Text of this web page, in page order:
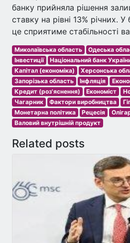
банку прийняла рішення
ставку на рівні 13% річних.
це сприятиме стабільності
Миколаївська область Одеська
Інвестиції
Національний банк
Капітал (економіка)
Херсонська
Запорізька область
Інфляція
Кредит (роз'яснення)
Економіст
Чагарник
Фактори виробництва
Монетарна політика
Рецесія
Валовий внутрішній продукт
Related posts